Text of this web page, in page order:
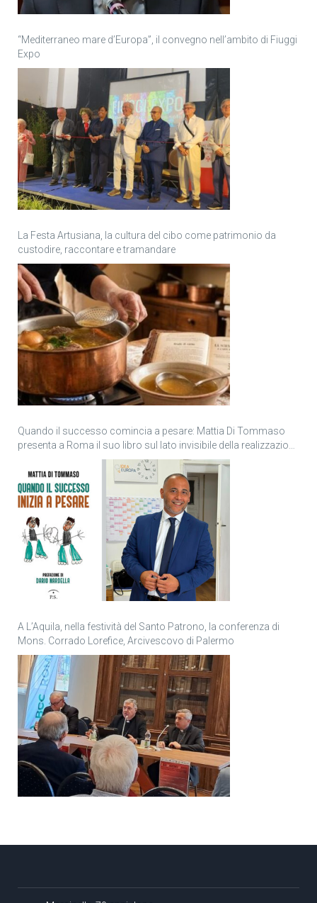
“Mediterraneo mare d’Europa”, il convegno nell’ambito di Fiuggi
Expo
La Festa Artusiana, la cultura del cibo come patrimonio da
custodire, raccontare e tramandare
Quando il successo comincia a pesare: Mattia Di Tommaso
presenta a Roma il suo libro sul lato invisibile della realizzazione
A L’Aquila, nella festività del Santo Patrono, la conferenza di
Mons. Corrado Lorefice, Arcivescovo di Palermo